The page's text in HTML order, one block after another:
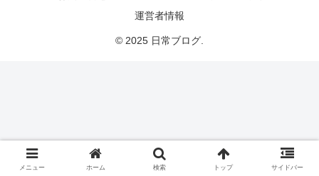
運営者情報
© 2025 日常ブログ.
メニュー ホーム 検索 トップ サイドバー